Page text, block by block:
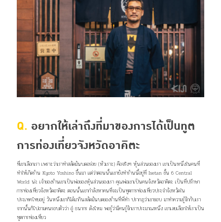
Q. อยากให้เล่าถึงที่มาของการได้เป็นทูต
การท่องเที่ยวจังหวัดอาคิตะ
ที่เขาเลือกเรา เพราะว่าเราทำสลัดมันบดอร่อย (หัวเราะ) คือจริงๆ หุ้นส่วนของเรา เขาเป็นหนึ่งในคนที่
ทำให้เกิดร้าน Kyoto Yoshino ขึ้นมา แต่ว่าตอนนั้นเขายังทำร้านนี้อยู่ที่ Isetan ชั้น 6 Central
World น่ะ เจ้าของร้านเขาเป็นพ่อของหุ้นส่วนของเรา คุณพ่อเขาเป็นคนจังหวัดอาคิตะ เป็นที่ปรึกษา
การท่องเที่ยวจังหวัดอาคิตะ ตอนนั้นเขากำลังหาคนที่จะเป็นทูตการท่องเที่ยวประจำจังหวัดใน
ประเทศไทยอยู่ วันหนึ่งเขาก็ได้มากินสลัดมันบดของร้านที่พี่ทำ ปรากฏว่าเขาชอบ มาทำความรู้จักกับเรา
จากนั้นก็ไปถามคนรอบตัวว่า อู๋ ธนากร ดังไหม พอรู้ว่ามีคนรู้จักเราประมาณหนึ่ง เขาเลยเลือกให้เราเป็น
ทูตการท่องเที่ยว